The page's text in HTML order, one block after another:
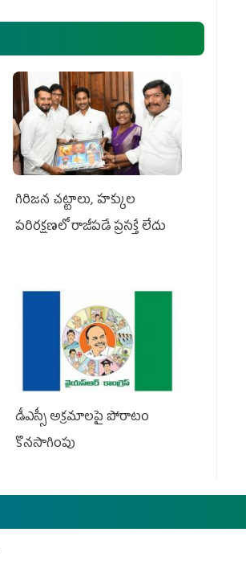
గిరిజన చట్టాలు, హక్కుల
పరిరక్షణలో రాజీపడే ప్రసక్తే లేదు
డీఎస్సీ అక్రమాలపై పోరాటం
కొనసాగింపు